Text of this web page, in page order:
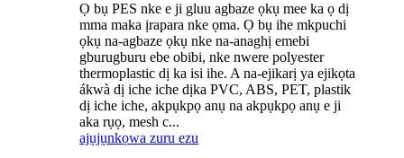
Ọ bụ PES nke e ji gluu agbaze ọkụ mee ka ọ dị
mma maka ịrapara nke ọma. Ọ bụ ihe mkpuchi
ọkụ na-agbaze ọkụ nke na-anaghị emebi
gburugburu ebe obibi, nke nwere polyester
thermoplastic dị ka isi ihe. A na-ejikarị ya ejikọta
ákwà dị iche iche dịka PVC, ABS, PET, plastik
dị iche iche, akpụkpọ anụ na akpụkpọ anụ e ji
aka rụọ, mesh c...
ajụjụnkọwa zuru ezu